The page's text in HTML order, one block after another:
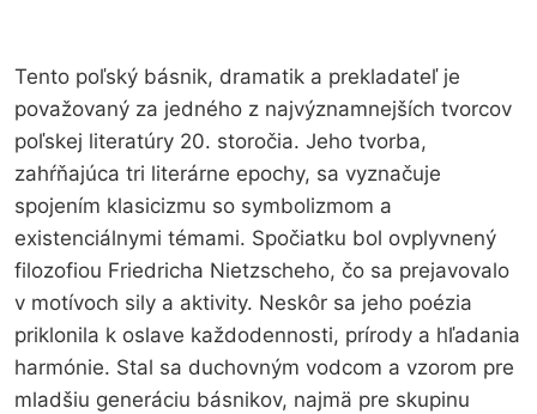
Tento poľský básnik, dramatik a prekladateľ je
považovaný za jedného z najvýznamnejších tvorcov
poľskej literatúry 20. storočia. Jeho tvorba,
zahŕňajúca tri literárne epochy, sa vyznačuje
spojením klasicizmu so symbolizmom a
existenciálnymi témami. Spočiatku bol ovplyvnený
filozofiou Friedricha Nietzscheho, čo sa prejavovalo
v motívoch sily a aktivity. Neskôr sa jeho poézia
priklonila k oslave každodennosti, prírody a hľadania
harmónie. Stal sa duchovným vodcom a vzorom pre
mladšiu generáciu básnikov, najmä pre skupinu